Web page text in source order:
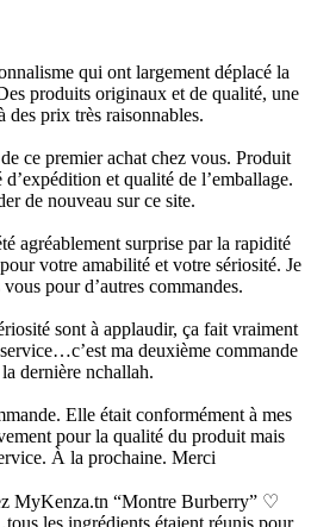
qui ont largement déplacé la
produits originaux et de qualité, une
des prix très raisonnables.
ce premier achat chez vous. Produit
et qualité de l’emballage.
de nouveau sur ce site.
agréablement surprise par la rapidité
votre amabilité et votre sériosité. Je
pour d’autres commandes.
sont à applaudir, ça fait vraiment
ma deuxième commande
dernière nchallah.
Elle était conformément à mes
pour la qualité du produit mais
À la prochaine. Merci
MyKenza.tn “Montre Burberry” ♡
les ingrédients étaient réunis pour